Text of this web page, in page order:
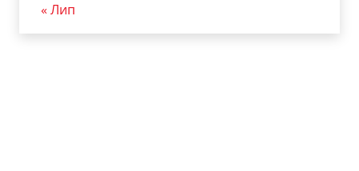
« Лип